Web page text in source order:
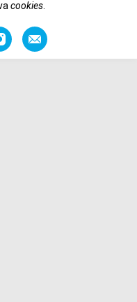
cookies.
Odporučiť